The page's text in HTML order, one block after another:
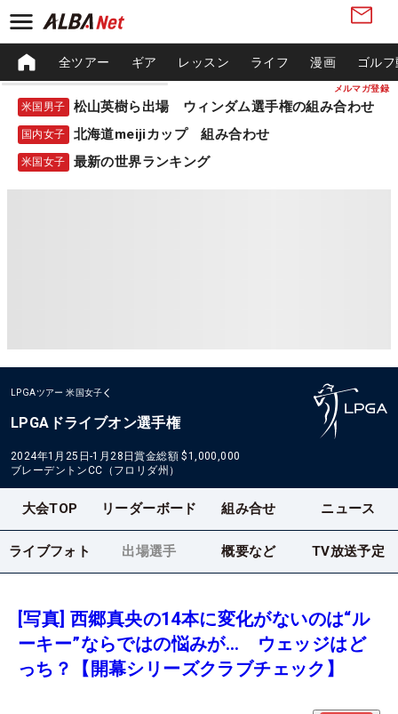
メルマガ登録
全ツアー ギア レッスン ライフ 漫画 ゴル
米国男子 松山英樹ら出場 ウィンダム選手権の組み合わせ
国内女子 北海道meijiカップ 組み合わせ
米国女子 最新の世界ランキング
LPGAツアー 米国女子
LPGAドライブオン選手権
2024年1月25日-1月28日賞金総額 $1,000,000
ブレーデントンCC（フロリダ州）
大会TOP リーダーボード 組み合せ ニュース
ライブフォト 出場選手 概要など TV放送予定
[写真] 西郷真央の14本に変化がないのは“ル
ーキー”ならではの悩みが… ウェッジはど
っち？【開幕シリーズクラブチェック】